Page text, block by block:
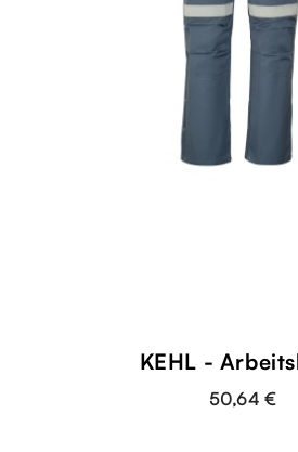
KEHL -
50,64 €